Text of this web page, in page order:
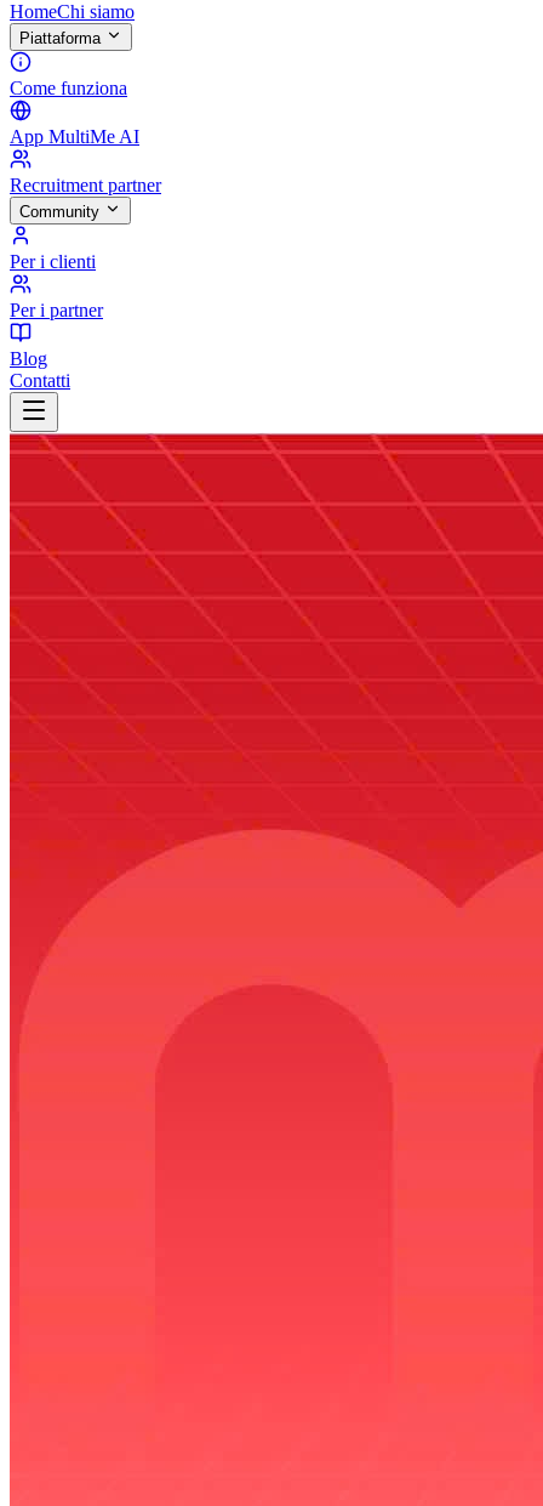
HomeChi siamo
Piattaforma
Come funziona
App MultiMe AI
Recruitment partner
Community
Per i clienti
Per i partner
Blog
Contatti